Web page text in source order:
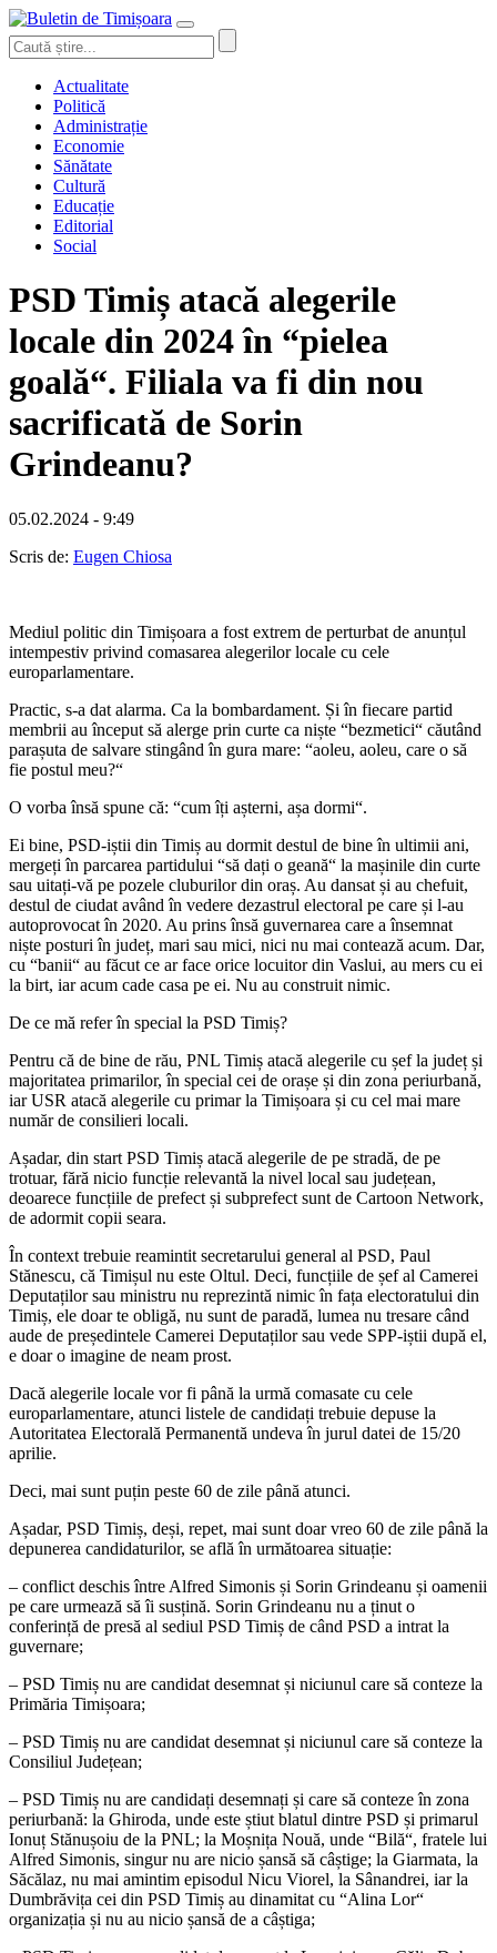
Actualitate
Politică
Administrație
Economie
Sănătate
Cultură
Educație
Editorial
Social
PSD Timiș atacă alegerile
locale din 2024 în “pielea
goală“. Filiala va fi din nou
sacrificată de Sorin
Grindeanu?
05.02.2024 - 9:49
Scris de: Eugen Chiosa
Mediul politic din Timișoara a fost extrem de perturbat de anunțul
intempestiv privind comasarea alegerilor locale cu cele
europarlamentare.
Practic, s-a dat alarma. Ca la bombardament. Și în fiecare partid
membrii au început să alerge prin curte ca niște “bezmetici“ căutând
parașuta de salvare stingând în gura mare: “aoleu, aoleu, care o să
fie postul meu?“
O vorba însă spune că: “cum îți așterni, așa dormi“.
Ei bine, PSD-iștii din Timiș au dormit destul de bine în ultimii ani,
mergeți în parcarea partidului “să dați o geană“ la mașinile din curte
sau uitați-vă pe pozele cluburilor din oraș. Au dansat și au chefuit,
destul de ciudat având în vedere dezastrul electoral pe care și l-au
autoprovocat în 2020. Au prins însă guvernarea care a însemnat
niște posturi în județ, mari sau mici, nici nu mai contează acum. Dar,
cu “banii“ au făcut ce ar face orice locuitor din Vaslui, au mers cu ei
la birt, iar acum cade casa pe ei. Nu au construit nimic.
De ce mă refer în special la PSD Timiș?
Pentru că de bine de rău, PNL Timiș atacă alegerile cu șef la județ și
majoritatea primarilor, în special cei de orașe și din zona periurbană,
iar USR atacă alegerile cu primar la Timișoara și cu cel mai mare
număr de consilieri locali.
Așadar, din start PSD Timiș atacă alegerile de pe stradă, de pe
trotuar, fără nicio funcție relevantă la nivel local sau județean,
deoarece funcțiile de prefect și subprefect sunt de Cartoon Network,
de adormit copii seara.
În context trebuie reamintit secretarului general al PSD, Paul
Stănescu, că Timișul nu este Oltul. Deci, funcțiile de șef al Camerei
Deputaților sau ministru nu reprezintă nimic în fața electoratului din
Timiș, ele doar te obligă, nu sunt de paradă, lumea nu tresare când
aude de președintele Camerei Deputaților sau vede SPP-iștii după el,
e doar o imagine de neam prost.
Dacă alegerile locale vor fi până la urmă comasate cu cele
europarlamentare, atunci listele de candidați trebuie depuse la
Autoritatea Electorală Permanentă undeva în jurul datei de 15/20
aprilie.
Deci, mai sunt puțin peste 60 de zile până atunci.
Așadar, PSD Timiș, deși, repet, mai sunt doar vreo 60 de zile până la
depunerea candidaturilor, se află în următoarea situație:
– conflict deschis între Alfred Simonis și Sorin Grindeanu și oamenii
pe care urmează să îi susțină. Sorin Grindeanu nu a ținut o
conferință de presă al sediul PSD Timiș de când PSD a intrat la
guvernare;
– PSD Timiș nu are candidat desemnat și niciunul care să conteze la
Primăria Timișoara;
– PSD Timiș nu are candidat desemnat și niciunul care să conteze la
Consiliul Județean;
– PSD Timiș nu are candidați desemnați și care să conteze în zona
periurbană: la Ghiroda, unde este știut blatul dintre PSD și primarul
Ionuț Stănușoiu de la PNL; la Moșnița Nouă, unde “Bilă“, fratele lui
Alfred Simonis, singur nu are nicio șansă să câștige; la Giarmata, la
Săcălaz, nu mai amintim episodul Nicu Viorel, la Sânandrei, iar la
Dumbrăvița cei din PSD Timiș au dinamitat cu “Alina Lor“
organizația și nu au nicio șansă de a câștiga;